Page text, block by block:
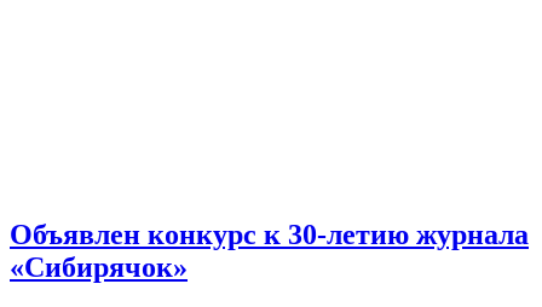
Объявлен конкурс к 30-летию журнала
«Сибирячок»